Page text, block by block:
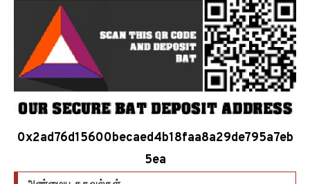
0x2ad76d15600becaed4b18faa8a29de795a7eb
5ea
அண்மைய தகவல்கள்